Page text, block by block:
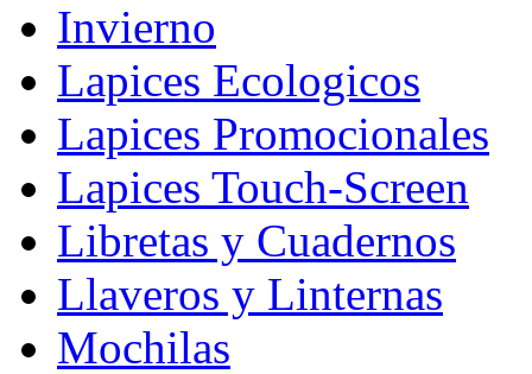
Invierno
Lapices Ecologicos
Lapices Promocionales
Lapices Touch-Screen
Libretas y Cuadernos
Llaveros y Linternas
Mochilas